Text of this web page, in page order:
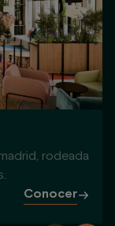
rodeada
Conocer